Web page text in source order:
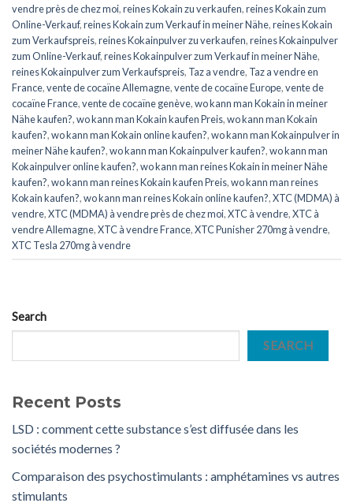
vendre près de chez moi,reines Kokain zu verkaufen,reines Kokain zum
Online-Verkauf,reines Kokain zum Verkauf in meiner Nähe,reines Kokain
zum Verkaufspreis,reines Kokainpulver zu verkaufen,reines Kokainpulver
zum Online-Verkauf,reines Kokainpulver zum Verkauf in meiner Nähe,
reines Kokainpulver zum Verkaufspreis, Taz a vendre, Taz a vendre en
France,vente de cocaïne Allemagne,vente de cocaïne Europe,vente de
cocaïne France,vente de cocaïne genève,wo kann man Kokain in meiner
Nähe kaufen?,wo kann man Kokain kaufen Preis,wo kann man Kokain
kaufen?,wo kann man Kokain online kaufen?,wo kann man Kokainpulver in
meiner Nähe kaufen?,wo kann man Kokainpulver kaufen?,wo kann man
Kokainpulver online kaufen?,wo kann man reines Kokain in meiner Nähe
kaufen?,wo kann man reines Kokain kaufen Preis,wo kann man reines
Kokain kaufen?,wo kann man reines Kokain online kaufen?,XTC (MDMA) à
vendre,XTC (MDMA) à vendre près de chez moi,XTC ​​​​​​​​​​​​​à vendre,XTC ​​​​​​​​​​​​​à
vendre Allemagne,XTC ​​​​​​​​​​​​​à vendre France,XTC Punisher 270mg à vendre,
XTC Tesla 270mg à vendre
Search
SEARCH
Recent Posts
LSD : comment cette substance s’est diffusée dans les
sociétés modernes ?
Comparaison des psychostimulants : amphétamines vs autres
stimulants